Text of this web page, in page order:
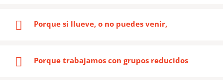
Porque si llueve, o no puedes venir,
Porque trabajamos con grupos reducidos